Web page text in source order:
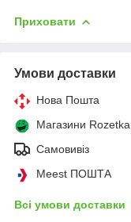
Приховати
Умови доставки
Нова Пошта
Магазини Rozetka
Самовивіз
Meest ПОШТА
Всі умови доставки